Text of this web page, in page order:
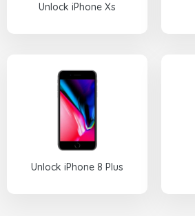
Unlock iPhone Xs
Unlock iPhone 8 Plus